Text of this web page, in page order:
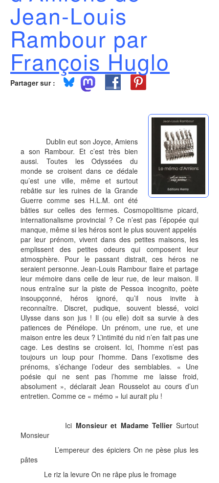
Jean-Louis
Rambour par
François Huglo
Partager sur :
Dublin eut son Joyce, Amiens
a son Rambour. Et c’est très bien
aussi. Toutes les Odyssées du
monde se croisent dans ce dédale
qu’est une ville, même et surtout
rebâtie sur les ruines de la Grande
Guerre comme ses H.L.M. ont été
bâties sur celles des fermes. Cosmopolitisme picard,
internationalisme provincial ? Ce n’est pas l’épopée qui
manque, même si les héros sont le plus souvent appelés
par leur prénom, vivent dans des petites maisons, les
emplissent des petites odeurs qui composent leur
atmosphère. Pour le passant distrait, ces héros ne
seraient personne. Jean-Louis Rambour flaire et partage
leur mémoire dans celle de leur rue, de leur maison. Il
nous entraîne sur la piste de Pessoa incognito, poète
insoupçonné, héros ignoré, qu’il nous invite à
reconnaître. Discret, pudique, souvent blessé, voici
Ulysse dans son jus ! Il (ou elle) doit sa survie à des
patiences de Pénélope. Un prénom, une rue, et une
maison entre les deux ? L’intimité du nid n’en fait pas une
cage. Les destins se croisent. Ici, l’homme n’est pas
toujours un loup pour l’homme. Dans l’exotisme des
prénoms, s’échange l’odeur des semblables. « Une
poésie qui ne sent pas l’homme me laisse froid,
absolument », déclarait Jean Rousselot au cours d’un
entretien. Comme ce « mémo » lui aurait plu !
Ici Monsieur et Madame TellierSurtout
Monsieur
L’empereur des épiciers On ne pèse plus les
pâtes
Le riz la levure On ne râpe plus le fromage